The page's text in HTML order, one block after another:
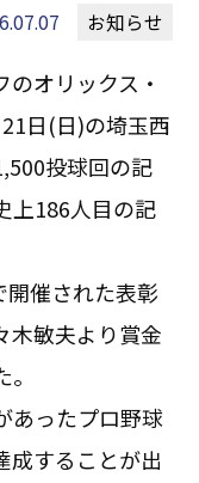
お知らせ
オリックス・
日(日)の埼玉西
投球回の記
上186人目の記
催された表彰
木敏夫より賞金
あったプロ野球
成することが出